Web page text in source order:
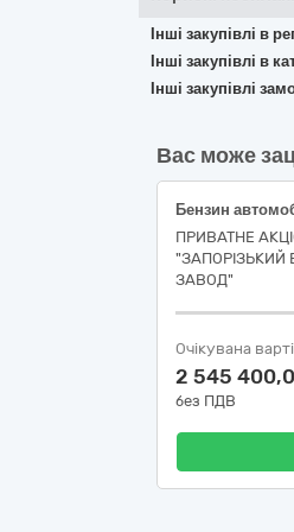
Інші закупівлі в
Інші закупівлі в
Інші закупівлі
Вас може
ПРИВАТНЕ
ЗАВОД"
Очікувана
2 545
без ПДВ